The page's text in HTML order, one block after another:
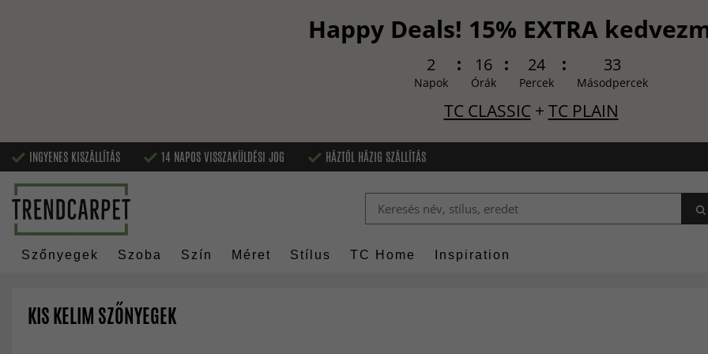
Happy Deals! 15% EXTRA
2
Napok
16
Órák
24
Percek
32
Másodpercek
TC CLASSIC+ TC PLAIN
INGYENES KISZÁLLÍTÁS 14 NAPOS VISSZAKÜLDÉSI JOG HÁZTÓL HÁZIG SZÁLLÍTÁS
Szőnyegek Szoba Szín Méret Stílus TC Home Inspiration
KIS KELIM SZŐNYEGEK